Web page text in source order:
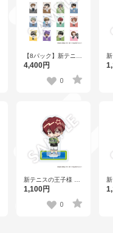
【8パック】新テニス
の王子様 フレフレン
Vol.8（1パック2枚入
り） 全16種
4,400円
0
新テニスの王子様 フ
レフレンズアクリル
1,100円
0